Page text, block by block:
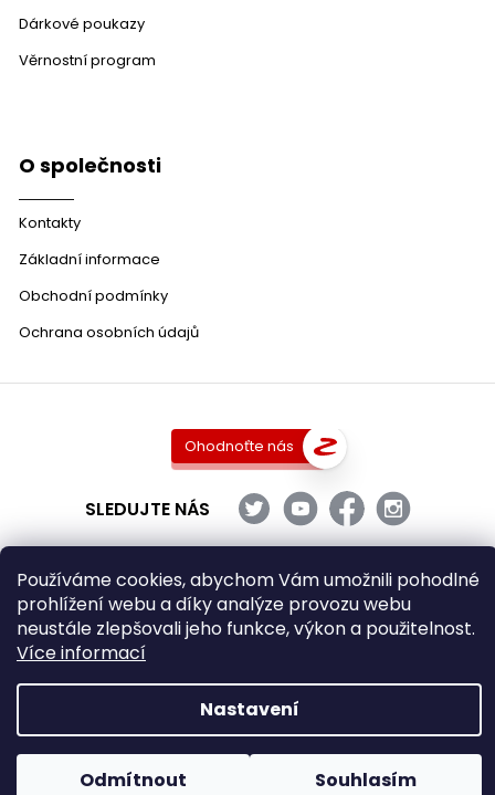
Používáme cookies, abychom Vám umožnili pohodlné
prohlížení webu a díky analýze provozu webu
neustále zlepšovali jeho funkce, výkon a použitelnost.
Více informací
Nastavení
Odmítnout Souhlasím
Dárkové poukazy
Věrnostní program
O společnosti
Kontakty
Základní informace
Obchodní podmínky
Ochrana osobních údajů
Ohodnoťte nás
SLEDUJTE NÁS
Vytvořil Shoptet
Copyright 2026DobraVina.cz. Všechna práva vyhrazena.
Upravit nastavení cookies
Grafický návrh vytvořil a nakódoval